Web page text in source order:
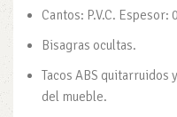
Cantos: P.V.C.
Bisagras ocultas.
Tacos ABS
del mueble.